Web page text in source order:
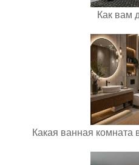
Как вам
Какая ванная